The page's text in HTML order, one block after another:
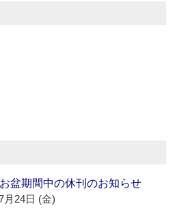
盆期間中の休刊のお知らせ
月24日 (金)